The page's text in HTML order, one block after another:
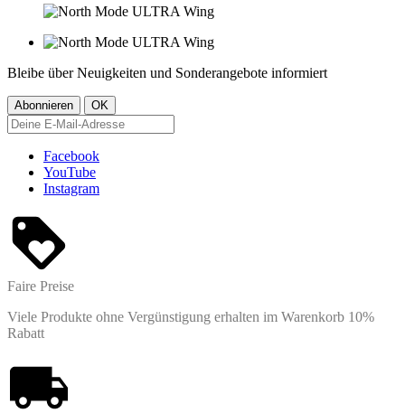
Bleibe über Neuigkeiten und Sonderangebote informiert
Facebook
YouTube
Instagram
Faire Preise
Viele Produkte ohne Vergünstigung erhalten im Warenkorb 10%
Rabatt